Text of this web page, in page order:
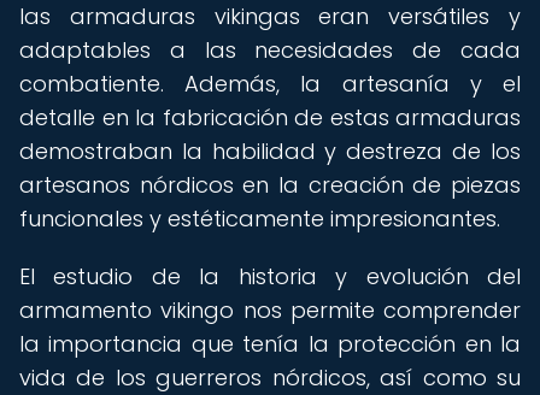
las armaduras vikingas eran versátiles y
adaptables a las necesidades de cada
combatiente. Además, la artesanía y el
detalle en la fabricación de estas armaduras
demostraban la habilidad y destreza de los
artesanos nórdicos en la creación de piezas
funcionales y estéticamente impresionantes.
El estudio de la historia y evolución del
armamento vikingo nos permite comprender
la importancia que tenía la protección en la
vida de los guerreros nórdicos, así como su